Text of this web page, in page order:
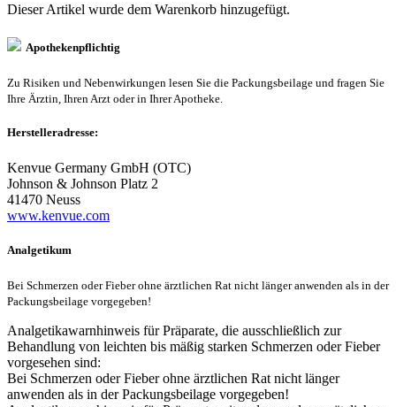
Dieser Artikel wurde dem Warenkorb hinzugefügt.
Apothekenpflichtig
Zu Risiken und Nebenwirkungen lesen Sie die Packungsbeilage und fragen Sie
Ihre Ärztin, Ihren Arzt oder in Ihrer Apotheke.
Herstelleradresse:
Kenvue Germany GmbH (OTC)
Johnson & Johnson Platz 2
41470 Neuss
www.kenvue.com
Analgetikum
Bei Schmerzen oder Fieber ohne ärztlichen Rat nicht länger anwenden als in der
Packungsbeilage vorgegeben!
Analgetikawarnhinweis für Präparate, die ausschließlich zur
Behandlung von leichten bis mäßig starken Schmerzen oder Fieber
vorgesehen sind:
Bei Schmerzen oder Fieber ohne ärztlichen Rat nicht länger
anwenden als in der Packungsbeilage vorgegeben!